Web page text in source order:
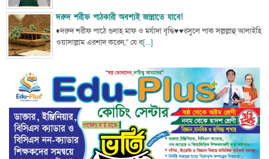
দরুদ শরীফ পাঠকারী অবশ্যই জান্নাতে যাবে!
♦দরুদ শরীফ পাঠে গুনাহ মাফ ও মর্যাদা বৃদ্ধি♥♥রসুলে পাক সল্লল্লাহু আলাইহি
ওয়াসাল্লাম এরশাদ করেন,” যে ব[...]